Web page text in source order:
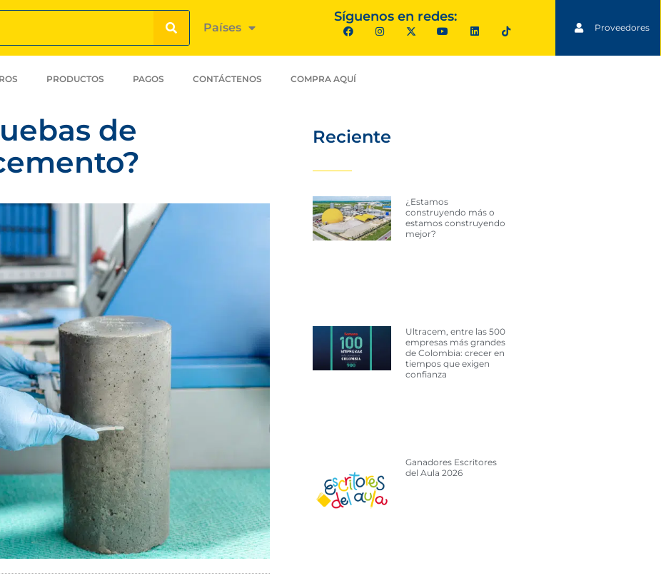
Países
Síguenos en redes:
Proveedores
PRODUCTOS PAGOS CONTÁCTENOS COMPRA AQUÍ
de
Reciente
¿Estamos
construyendo más o
estamos construyendo
mejor?
Ultracem, entre las 500
empresas más grandes
de Colombia: crecer en
tiempos que exigen
confianza
Ganadores Escritores
del Aula 2026